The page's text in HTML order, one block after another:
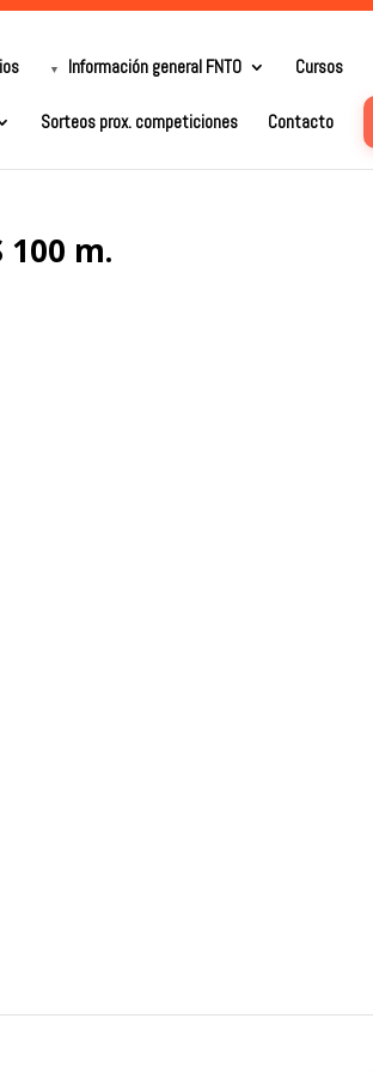
Información general FNTO Cursos
Sorteos prox. competiciones Contacto
100 m.